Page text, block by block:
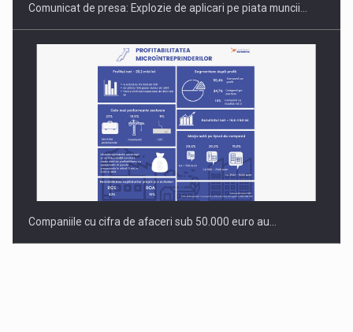
Comunicat de presa: Explozie de aplicari pe piata muncii…
Companiile cu cifra de afaceri sub 50.000 euro au…